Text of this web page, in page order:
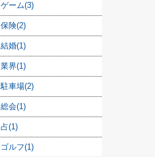
ゲーム(3)
保険(2)
結婚(1)
業界(1)
駐車場(2)
総会(1)
占(1)
ゴルフ(1)